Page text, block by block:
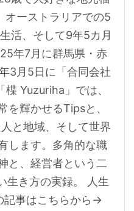
オーストラリアでの5
活、そして9年5カ月
年7月に群馬県・赤
3月5日に「合同会社
Yuzuriha」では、
を輝かせるTipsと、
と地域、そして世界
します。多角的な職
と、経営者という二
生き方の実録。 人生
記事はこちらから→